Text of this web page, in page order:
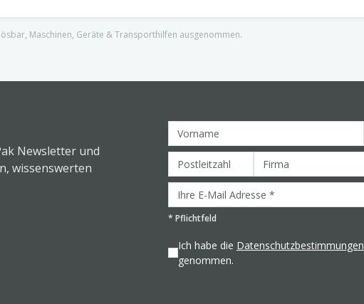
Maschinen, Geräte & Transporthilfen ausgenommen.
Newsletter und
wissenswerten
* Pflichtfeld
Ich habe die Datenschutzbestimmungen
genommen.